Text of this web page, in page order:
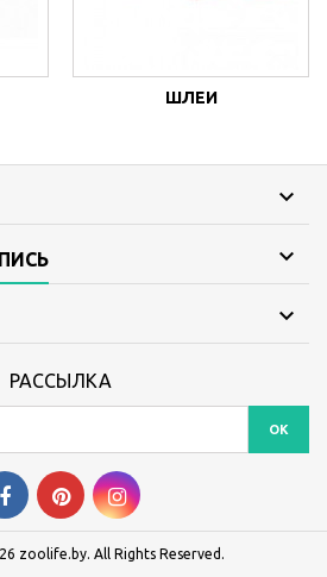
ШЛЕИ



РАССЫЛКА
zoolife.by. All Rights Reserved.